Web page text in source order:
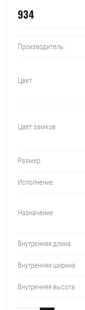
934
Производитель:
Цвет
Цвет замков
Размер
Исполнение
Назначение
Внутренняя длина
Внутренняя ширина
Внутренняя высота